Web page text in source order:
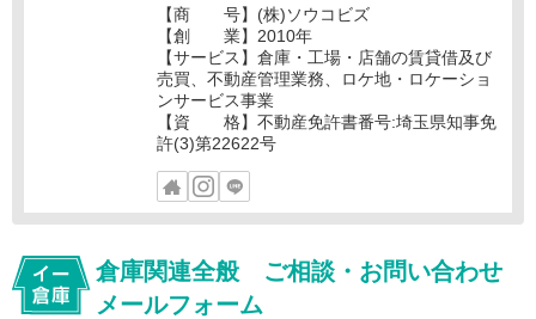
【商 号】(株)ソウコビズ
【創 業】2010年
【サービス】倉庫・工場・店舗の賃貸借及び
売買、不動産管理業務、ロケ地・ロケーショ
ンサービス事業
【資 格】不動産免許書番号:埼玉県知事免
許(3)第22622号
倉庫関連全般 ご相談・お問い合わせ
メールフォーム